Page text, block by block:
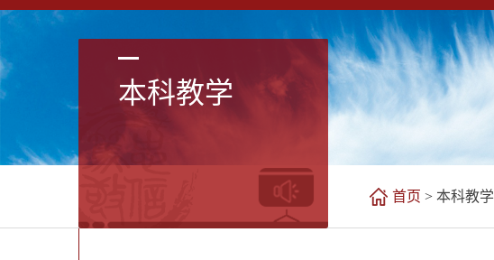
本科教学
首页 > 本科教学